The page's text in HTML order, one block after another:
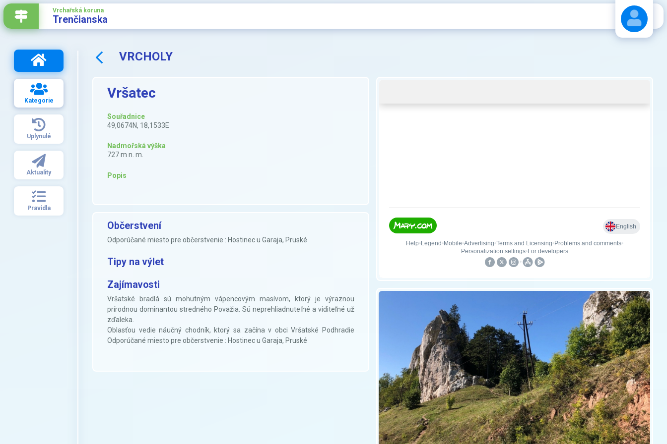
Vrchařská koruna
Trenčianska
Kategorie
Uplynulé
Aktuality
Pravidla
VRCHOLY
Vršatec
Souřadnice
49,0674N, 18,1533E
Nadmořská výška
727 m n. m.
Popis
Občerstvení
Odporúčané miesto pre občerstvenie : Hostinec u Garaja, Pruské
Tipy na výlet
Zajímavosti
Vršatské bradlá sú mohutným vápencovým masívom, ktorý je výraznou
prírodnou dominantou stredného Považia. Sú neprehliadnuteľné a viditeľné už
zďaleka.
Oblasťou vedie náučný chodník, ktorý sa začína v obci Vršatské Podhradie
Odporúčané miesto pre občerstvenie : Hostinec u Garaja, Pruské